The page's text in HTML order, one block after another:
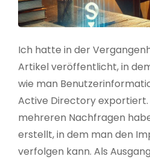
Ich hatte in der
Artikel veröffentlicht, in
wie man
Active Directory exportiert.
mehreren Nachfragen
erstellt, in dem man den
verfolgen kann. Als